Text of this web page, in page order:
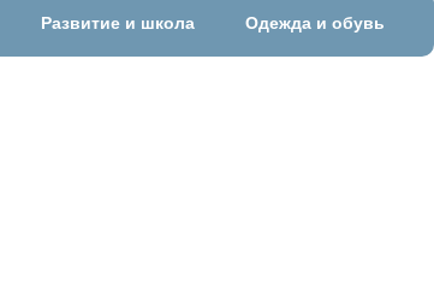
Развитие и школа Одежда и обувь